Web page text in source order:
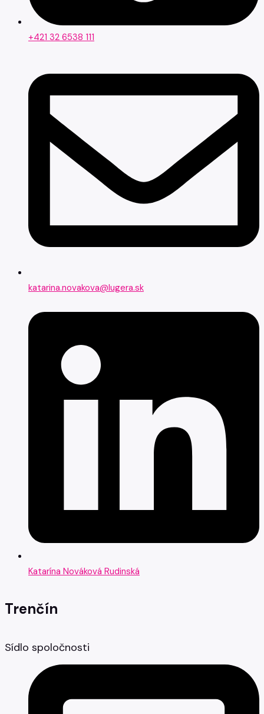
+421 32 6538 111
katarina.novakova@lugera.sk
Katarína Nováková Rudinská
Trenčín
Sídlo spoločnosti